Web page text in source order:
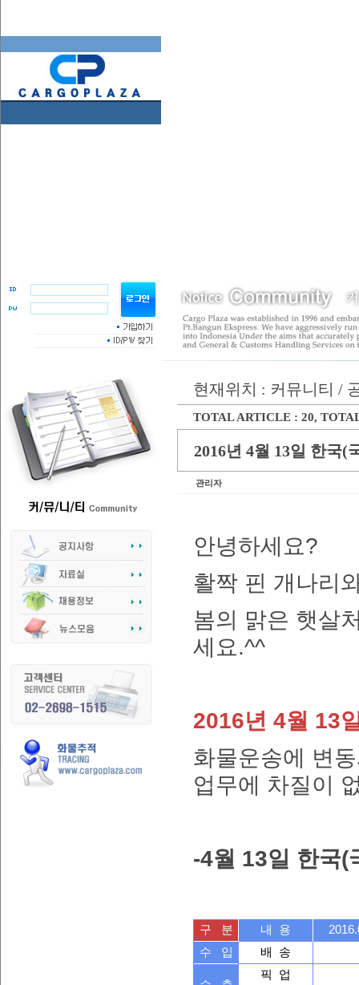
현재위치 : 커뮤니티 /
TOTAL ARTICLE : 20,
2016년 4월 13일 한국(
관리자
안녕하세요?
활짝 핀 개나리
봄의 맑은 햇살
세요.^^
2016년 4월 13
화물운송에 변
업무에 차질이
-4월 13일 한국(
구 분 내 용
수 입
배 송
픽 업